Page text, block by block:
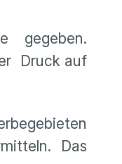
gegeben.
Druck auf
Das